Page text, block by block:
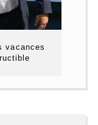
vacances